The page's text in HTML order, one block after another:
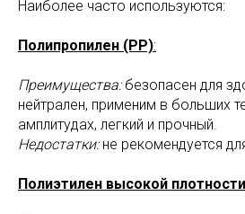
Наиболее часто используются:
Полипропилен (PP):
Преимущества:безопасен для
нейтрален, применим в больших
амплитудах, легкий и прочный.
Недостатки:не рекомендуется
Полиэтилен высокой